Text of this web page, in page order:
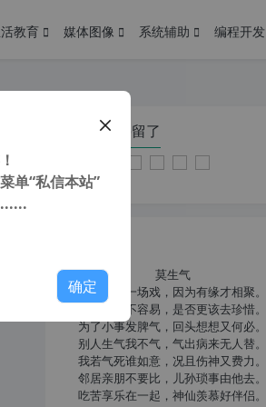
教育 媒体图像 系统辅助 编程开发
日
您在本页停留了
莫生气
人生就像一场戏，因为有缘才相聚。
相扶到老不容易，是否更该去珍惜。
为了小事发脾气，回头想想又何必。
别人生气我不气，气出病来无人替。
我若气死谁如意，况且伤神又费力。
邻居亲朋不要比，儿孙琐事由他去。
吃苦享乐在一起，神仙羡慕好伴侣。
单“私信本站”
确定